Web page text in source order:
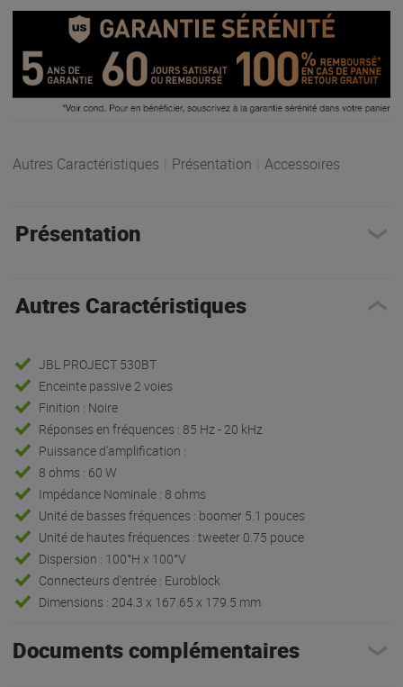
Autres Caractéristiques Présentation Accessoires
Présentation
Autres Caractéristiques
JBL PROJECT 530BT
Enceinte passive 2 voies
Finition : Noire
Réponses en fréquences : 85 Hz - 20 kHz
Puissance d'amplification :
8 ohms : 60 W
Impédance Nominale : 8 ohms
Unité de basses fréquences : boomer 5.1 pouces
Unité de hautes fréquences : tweeter 0.75 pouce
Dispersion : 100°H x 100°V
Connecteurs d'entrée : Euroblock
Dimensions : 204.3 x 167.65 x 179.5 mm
Documents complémentaires